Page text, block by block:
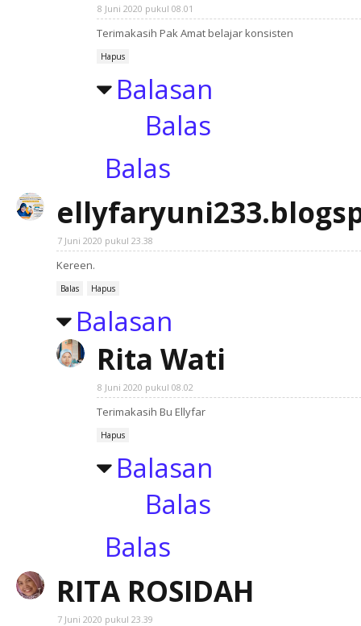
8 Juni 2020 pukul 08.01
Terimakasih Pak Amat belajar konsisten
Hapus
Balasan
Balas
Balas
7 Juni 2020 pukul 23.38
Kereen.
Balas Hapus
Balasan
Rita Wati
8 Juni 2020 pukul 08.02
Terimakasih Bu Ellyfar
Hapus
Balasan
Balas
Balas
RITA ROSIDAH
7 Juni 2020 pukul 23.39